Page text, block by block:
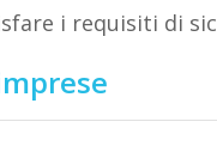
i requisiti di